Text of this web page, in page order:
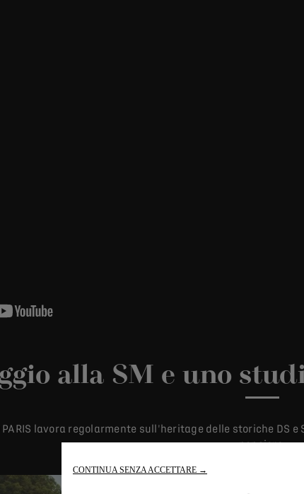
alla SM e uno
PARIS lavora regolarmente sull'heritage delle storiche
pensiero.
CONTINUA SENZA ACCETTARE →